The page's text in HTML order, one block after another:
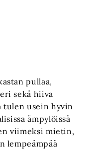
pullaa,
sekä hiiva
tulen usein hyvin
ämpylöissä
viimeksi mietin,
lempeämpää